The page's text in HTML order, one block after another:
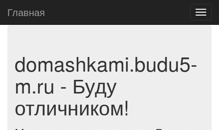
Главная
domashkami.budu5-
m.ru - Буду
отличником!